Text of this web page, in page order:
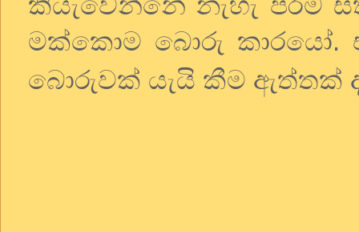
මක්කොම බොරු කාරයෝ.
බොරුවක් යැයි කීම ඇත්තක්